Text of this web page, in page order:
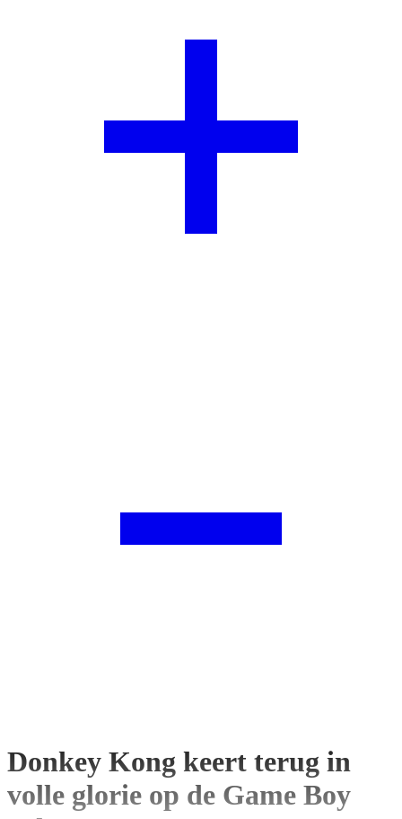
Donkey Kong keert terug in
volle glorie op de Game Boy